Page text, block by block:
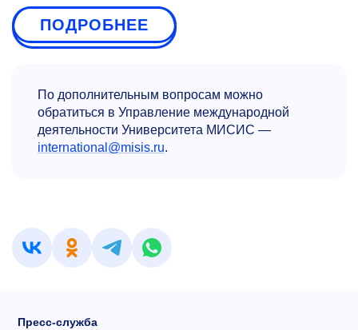
ПОДРОБНЕЕ
По дополнительным вопросам можно
обратиться в Управление международной
деятельности Университета МИСИС —
international@misis.ru.
Пресс-служба